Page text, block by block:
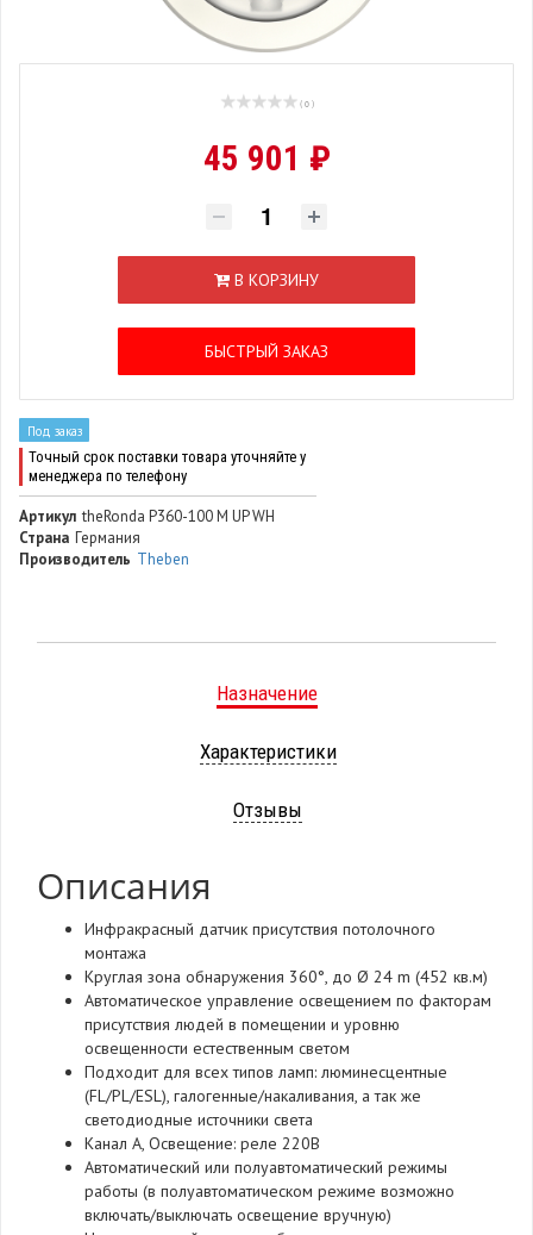
( 0 )
45 901 ₽
В КОРЗИНУ
БЫСТРЫЙ ЗАКАЗ
Под заказ
Точный срок поставки товара уточняйте у
менеджера по телефону
Артикул theRonda P360-100 M UP WH
Страна Германия
Производитель Theben
Назначение
Характеристики
Отзывы
Описания
Инфракрасный датчик присутствия потолочного
монтажа
Круглая зона обнаружения 360°, до Ø 24 m (452 кв.м)
Автоматическое управление освещением по факторам
присутствия людей в помещении и уровню
освещенности естественным светом
Подходит для всех типов ламп: люминесцентные
(FL/PL/ESL), галогенные/накаливания, а так же
светодиодные источники света
Канал А, Освещение: реле 220В
Автоматический или полуавтоматический режимы
работы (в полуавтоматическом режиме возможно
включать/выключать освещение вручную)